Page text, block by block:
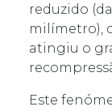
reduzido
milímetro),
atingiu o
Este